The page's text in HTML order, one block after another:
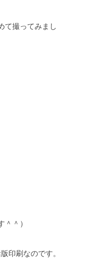
て撮ってみまし
＾）
印刷なのです。